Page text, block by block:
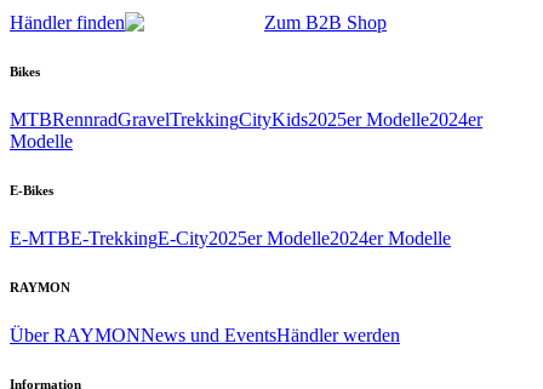
Händler finden Zum B2B Shop
Bikes
MTBRennradGravelTrekkingCityKids2025er Modelle2024er
Modelle
E-Bikes
E-MTBE-TrekkingE-City2025er Modelle2024er Modelle
RAYMON
Über RAYMONNews und EventsHändler werden
Information